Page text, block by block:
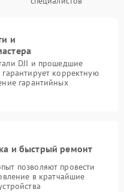
и
DJI и прошедшие
корректную
гарантийных
и быстрый ремонт
позволяют провести
в кратчайшие